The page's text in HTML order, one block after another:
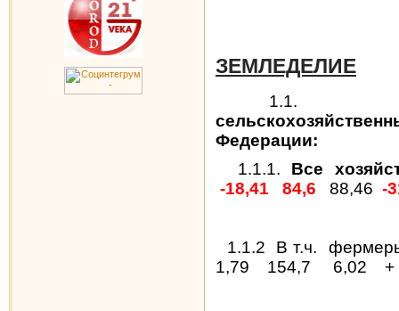
ЗЕМЛЕДЕЛИЕ
1.1.
Федерации:
1.1.1. Все
-18,41
84,6 88,46 -
1.1.2 В т.ч.
1,79
154,7 6,02 +